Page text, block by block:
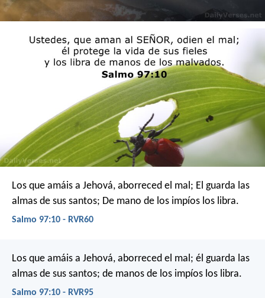
Los que amáis a Jehová, aborreced el mal; El guarda las
almas de sus santos; De mano de los impíos los libra.
Salmo 97:10 - RVR60
Los que amáis a Jehová, aborreced el mal; él guarda las
almas de sus santos; de manos de los impíos los libra.
Salmo 97:10 - RVR95